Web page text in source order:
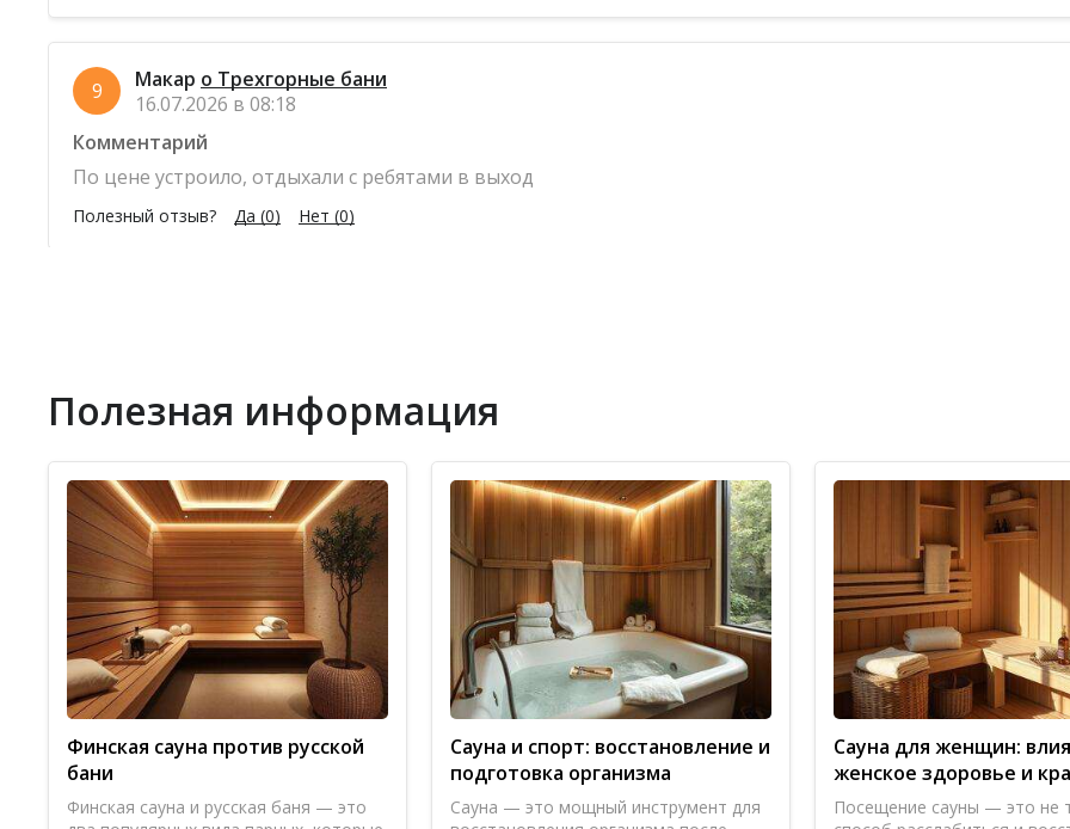
9 Макар о Трехгорные бани
16.07.2026 в 08:18
Комментарий
По цене устроило, отдыхали с ребятами в выход
Полезный отзыв? Да (0) Нет (0)
Отмечали здесь день рождения уже не первый раз. Везде очень чисто, парная финская прогревает
заново родившейся. Еще и караоке попели от души. Отличное место, чтобы отдохнуть и расслабиться с
уровне, хороший вариант на вечер.
Полезный отзыв? Да(0) Нет(0)
9 Отличная банька! о Трехгорные бани
11.07.2026 в 00:27
Комментарий
Сходили с братаном после работы. Топка жарит будь здоров, веники свежие, пар мягкий.
пятнадцать. Но само заведение топ.
Полезный отзыв? Да (0) Нет(0)
Полезная информация
Финская сауна против русской
бани
Финская сауна и русская баня — это
Сауна и спорт: восстановление и
подготовка организма
Сауна — это мощный инструмент для
Сауна для женщин:
женское здоровье и
Посещение сауны — это не